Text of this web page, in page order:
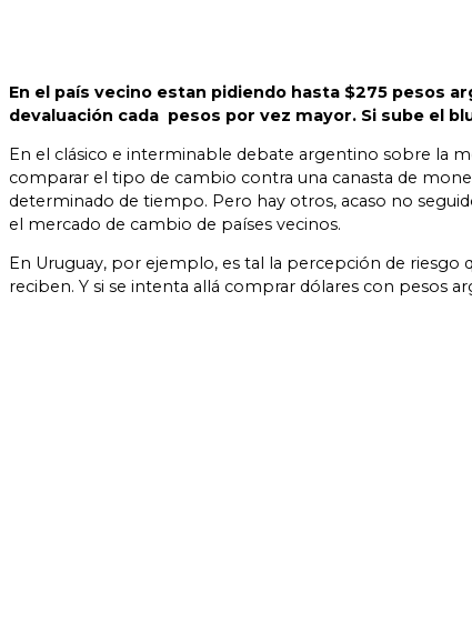
En el país vecino estan pidiendo hasta $275 pesos
devaluación cada pesos por vez mayor. Si sube el
En el clásico e interminable debate argentino sobre la
comparar el tipo de cambio contra una canasta de
determinado de tiempo. Pero hay otros, acaso no
el mercado de cambio de países vecinos.
En Uruguay, por ejemplo, es tal la percepción de riesgo
reciben. Y si se intenta allá comprar dólares con pesos